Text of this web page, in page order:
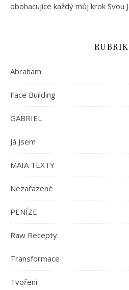
obohacujíce každý můj krok Svou
Abraham
Face Building
GABRIEL
Já Jsem
MAIA TEXTY
Nezařazené
PENÍZE
Raw Recepty
Transformace
Tvoření